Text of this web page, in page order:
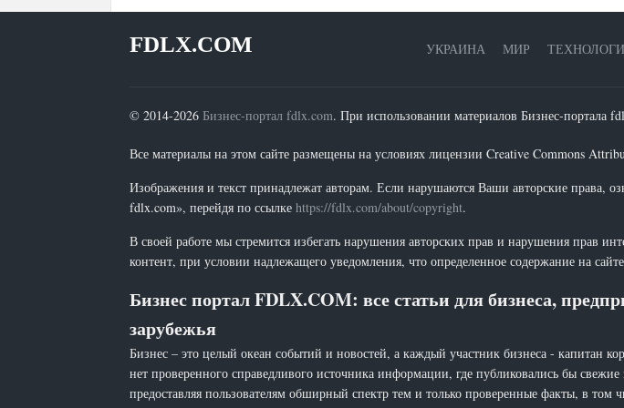
УКРАИНА МИР
FDLX.COM
© 2014-2026 Бизнес-портал fdlx.com. При использовании материалов Бизнес-портала
Все материалы на этом сайте размещены на условиях лицензии Creative Commons
Изображения и текст принадлежат авторам. Если нарушаются Ваши авторские права,
fdlx.com», перейдя по ссылке https://fdlx.com/about/copyright.
В своей работе мы стремится избегать нарушения авторских прав и нарушения прав
контент, при условии надлежащего уведомления, что определенное содержание на
Бизнес портал FDLX.COM: все статьи для бизнеса,
зарубежья
Бизнес – это целый океан событий и новостей, а каждый участник бизнеса - капитан
нет проверенного справедливого источника информации, где публиковались бы свежие
предоставляя пользователям обширный спектр тем и только проверенные факты, в том